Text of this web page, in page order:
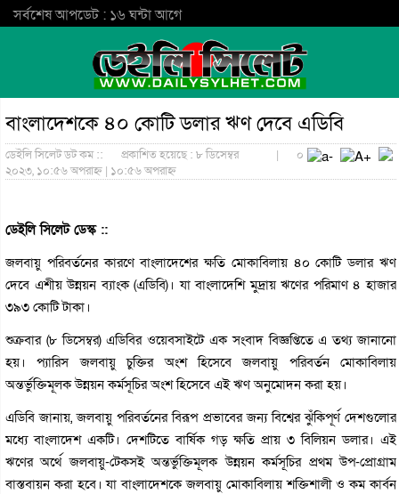
সর্বশেষ আপডেট : ১৬ ঘন্টা আগে
বাংলাদেশকে ৪০ কোটি ডলার ঋণ দেবে এডিবি
ডেইলি সিলেট ডট কম ::
প্রকাশিত হয়েছে : ৮ ডিসেম্বর
২০২৩, ১০:৫৬ অপরাহ্ন | ১০:৫৬ অপরাহ্ন
| ০
ডেইলি সিলেট ডেস্ক ::
জলবায়ু পরিবর্তনের কারণে বাংলাদেশের ক্ষতি মোকাবিলায় ৪০ কোটি ডলার ঋণ
দেবে এশীয় উন্নয়ন ব্যাংক (এডিবি)। যা বাংলাদেশি মুদ্রায় ঋণের পরিমাণ ৪ হাজার
৩৯৩ কোটি টাকা।
শুক্রবার (৮ ডিসেম্বর) এডিবির ওয়েবসাইটে এক সংবাদ বিজ্ঞপ্তিতে এ তথ্য জানানো
হয়। প্যারিস জলবায়ু চুক্তির অংশ হিসেবে জলবায়ু পরিবর্তন মোকাবিলায়
অন্তর্ভুক্তিমূলক উন্নয়ন কর্মসূচির অংশ হিসেবে এই ঋণ অনুমোদন করা হয়।
এডিবি জানায়, জলবায়ু পরিবর্তনের বিরূপ প্রভাবের জন্য বিশ্বের ঝুঁকিপূর্ণ দেশগুলোর
মধ্যে বাংলাদেশ একটি। দেশটিতে বার্ষিক গড় ক্ষতি প্রায় ৩ বিলিয়ন ডলার। এই
ঋণের অর্থে জলবায়ু-টেকসই অন্তর্ভুক্তিমূলক উন্নয়ন কর্মসূচির প্রথম উপ-প্রোগ্রাম
বাস্তবায়ন করা হবে। যা বাংলাদেশকে জলবায়ু মোকাবিলায় শক্তিশালী ও কম কার্বন